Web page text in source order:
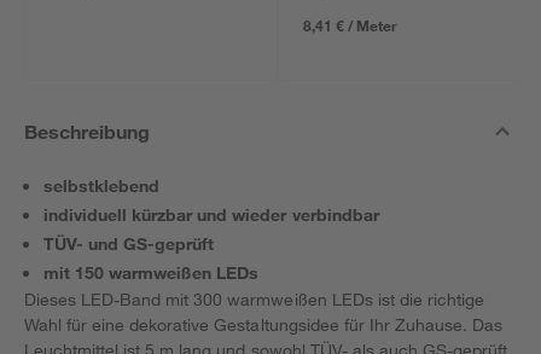
8,41 € / Meter
Beschreibung
selbstklebend
individuell kürzbar und wieder verbindbar
TÜV- und GS-geprüft
mit 150 warmweißen LEDs
Dieses LED-Band mit 300 warmweißen LEDs ist die richtige
Wahl für eine dekorative Gestaltungsidee für Ihr Zuhause. Das
Leuchtmittel ist 5 m lang und sowohl TÜV- als auch GS-geprüft.